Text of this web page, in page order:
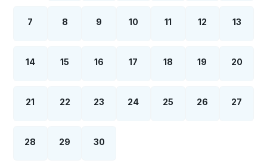
7 8 9 10 11 12 13
14 15 16 17 18 19 20
21 22 23 24 25 26 27
28 29 30